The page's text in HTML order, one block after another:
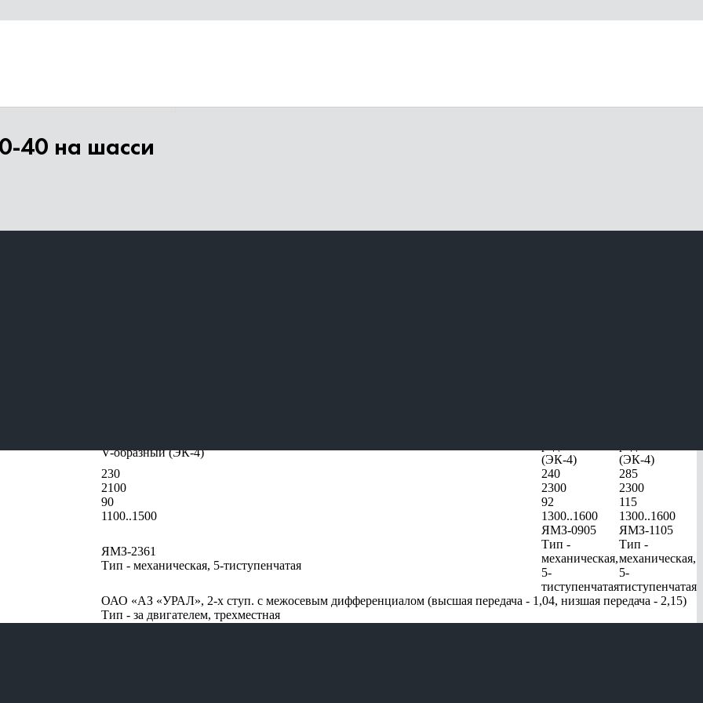
61М
40 на шасси
V-образный (ЭК-4)
(ЭК-4)
(ЭК-4)
230 240
285
2100 2300
2300
90 92
115
1100..1500 1300..1600 1300..1600
ЯМЗ-2361
Тип - механическая, 5-тиступенчатая
ЯМЗ-0905
Тип -
механическая,
5-
тиступенчатая
ЯМЗ-1105
Тип -
механическая,
5-
тиступенчатая
ОАО «АЗ «УРАЛ», 2-х ступ. с межосевым дифференциалом (высшая передача - 1,04, низшая передача - 2,15)
Тип - за двигателем, трехместная